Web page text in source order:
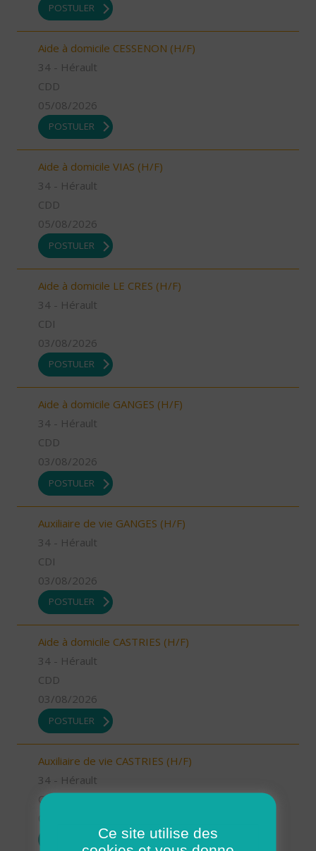
POSTULER
Aide à domicile CESSENON (H/F)
34 - Hérault
CDD
05/08/2026
POSTULER
Aide à domicile VIAS (H/F)
34 - Hérault
CDD
05/08/2026
POSTULER
Aide à domicile LE CRES (H/F)
34 - Hérault
CDI
03/08/2026
POSTULER
Aide à domicile GANGES (H/F)
34 - Hérault
CDD
03/08/2026
POSTULER
Auxiliaire de vie GANGES (H/F)
34 - Hérault
CDI
03/08/2026
POSTULER
Aide à domicile CASTRIES (H/F)
34 - Hérault
CDD
03/08/2026
POSTULER
Auxiliaire de vie CASTRIES (H/F)
34 - Hérault
CDI
Ce site utilise des